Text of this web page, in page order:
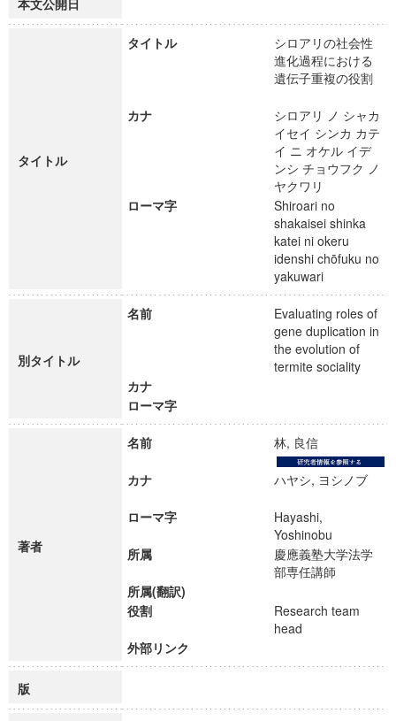
本文公開日
タイトル
タイトル
シロアリの社会性
進化過程における
遺伝子重複の役割
カナ
シロアリ ノ シャカ
イセイ シンカ カテ
イ ニ オケル イデ
ンシ チョウフク ノ
ヤクワリ
ローマ字
Shiroari no
shakaisei shinka
katei ni okeru
idenshi chōfuku no
yakuwari
別タイトル
名前
Evaluating roles of
gene duplication in
the evolution of
termite sociality
カナ
ローマ字
著者
名前 林, 良信
カナ ハヤシ, ヨシノブ
ローマ字
Hayashi,
Yoshinobu
所属
慶應義塾大学法学
部専任講師
所属(翻訳)
役割
Research team
head
外部リンク
版